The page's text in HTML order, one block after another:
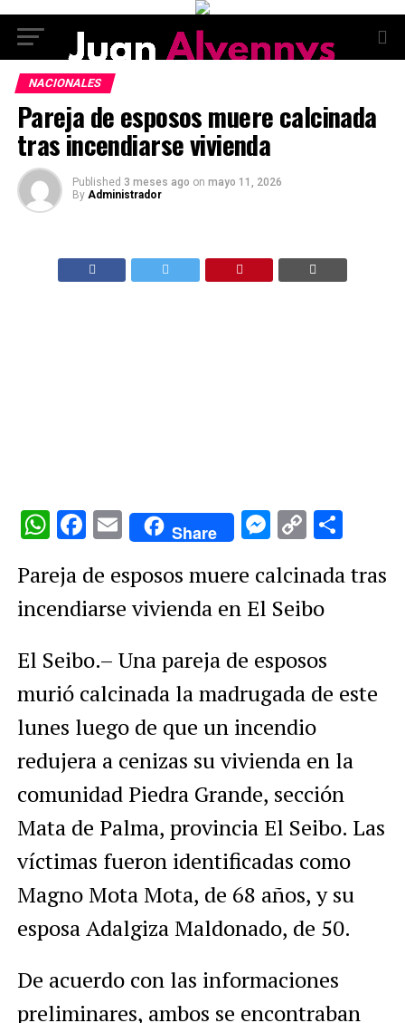
NACIONALES
Pareja de esposos muere calcinada
tras incendiarse vivienda
Published 3 meses ago on mayo 11, 2026
By Administrador
WhatsApp
Facebook
EmailShare
Copy
Pareja de esposos muere calcinada tras
incendiarse vivienda en El Seibo
El Seibo.– Una pareja de esposos
murió calcinada la madrugada de este
lunes luego de que un incendio
redujera a cenizas su vivienda en la
comunidad Piedra Grande, sección
Mata de Palma, provincia El Seibo. Las
víctimas fueron identificadas como
Magno Mota Mota, de 68 años, y su
esposa Adalgiza Maldonado, de 50.
De acuerdo con las informaciones
preliminares, ambos se encontraban